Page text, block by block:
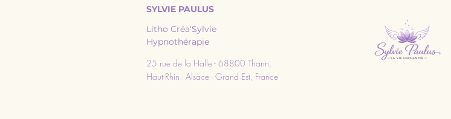
SYLVIE PAULUS
Litho Créa'Sylvie
Hypnothérapie
25 rue de la Halle - 68800 Thann,
Haut-Rhin - Alsace - Grand Est, France